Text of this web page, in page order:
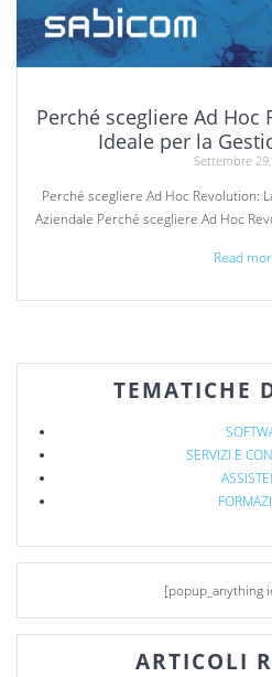
Perché scegliere Ad Hoc
Ideale per la
Settembre
Perché scegliere Ad Hoc Revolution:
Aziendale Perché scegliere Ad Hoc
Read
TEMATICHE
SERVIZI E
[popup_anything
ARTICOLI